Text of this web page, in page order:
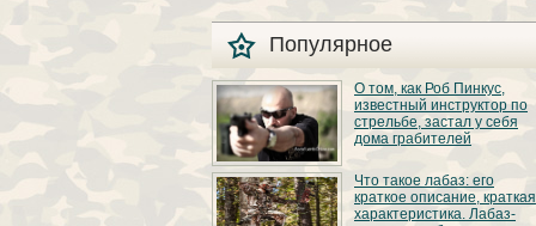
Популярное
О том, как Роб Пинкус,
известный инструктор по
стрельбе, застал у себя
дома грабителей
Вот вы всё говорите:
«В США круто, там
можно любого
постороннего в своём
Что такое лабаз: его
краткое описание, краткая
характеристика. Лабаз-